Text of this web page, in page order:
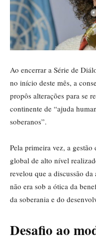
Ao encerrar a Série de
no início deste mês, a
propôs alterações para se
continente de “ajuda
soberanos”.
Pela primeira vez, a
global de alto nível
revelou que a discussão
não era sob a ótica da
da soberania e do
Desafio ao